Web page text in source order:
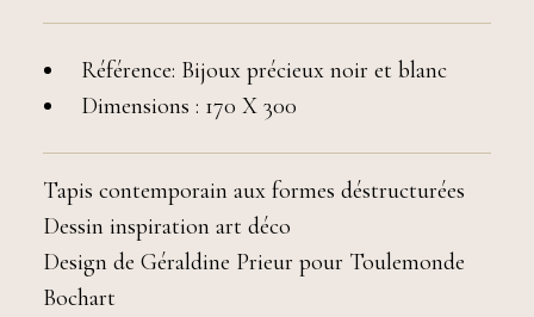
Référence: Bijoux précieux noir et blanc
Dimensions : 170 X 300
Tapis contemporain aux formes déstructurées
Dessin inspiration art déco
Design de Géraldine Prieur pour Toulemonde
Bochart